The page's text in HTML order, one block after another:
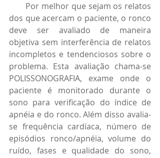
dos que acercam o paciente, o ronco
deve ser avaliado de maneira
objetiva sem interferência de relatos
incompletos e tendenciosos sobre o
problema. Esta avaliação chama-se
POLISSONOGRAFIA, exame onde o
paciente é monitorado durante o
sono para verificação do índice de
apnéia e do ronco. Além disso avalia-
se frequência cardíaca, número de
episódios ronco/apnéia, volume do
ruído, fases e qualidade do sono,